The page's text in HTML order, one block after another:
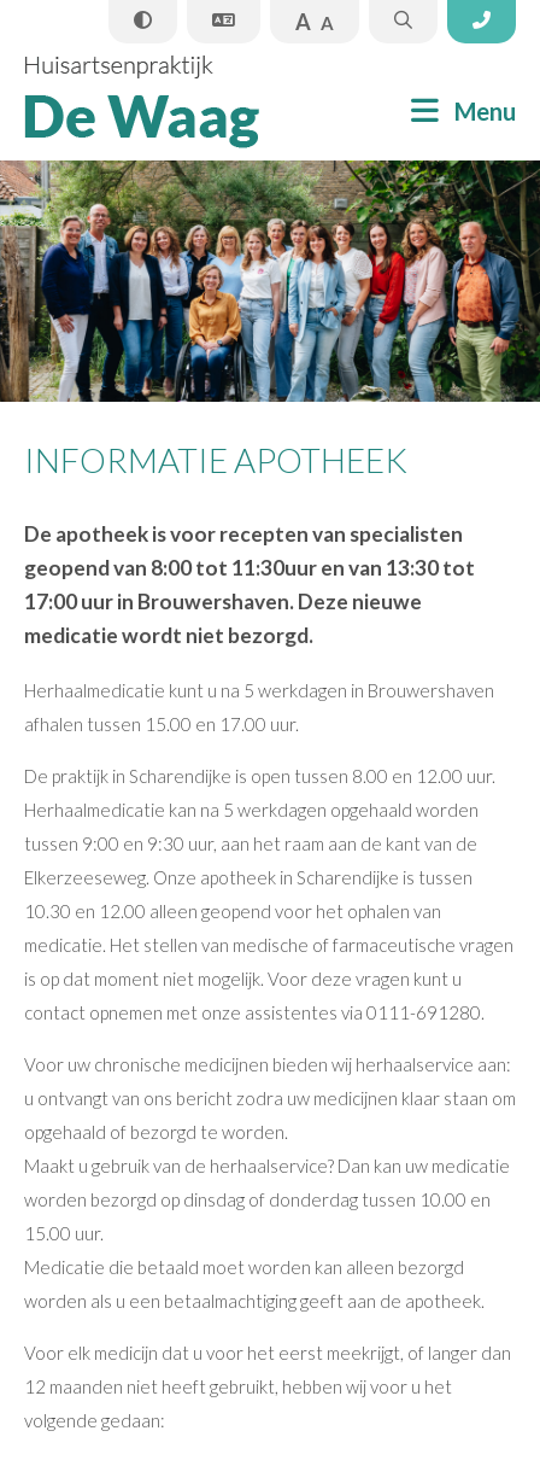
Praktijkinformatie
Apotheek
Informatie
A A
Menu
INFORMATIE APOTHEEK
De apotheek is voor recepten van specialisten
geopend van 8:00 tot 11:30uur en van 13:30 tot
17:00 uur in Brouwershaven. Deze nieuwe
medicatie wordt niet bezorgd.
Herhaalmedicatie kunt u na 5 werkdagen in Brouwershaven
afhalen tussen 15.00 en 17.00 uur.
De praktijk in Scharendijke is open tussen 8.00 en 12.00 uur.
Herhaalmedicatie kan na 5 werkdagen opgehaald worden
tussen 9:00 en 9:30 uur, aan het raam aan de kant van de
Elkerzeeseweg. Onze apotheek in Scharendijke is tussen
10.30 en 12.00 alleen geopend voor het ophalen van
medicatie. Het stellen van medische of farmaceutische vragen
is op dat moment niet mogelijk. Voor deze vragen kunt u
contact opnemen met onze assistentes via 0111-691280.
Voor uw chronische medicijnen bieden wij herhaalservice aan:
u ontvangt van ons bericht zodra uw medicijnen klaar staan om
opgehaald of bezorgd te worden.
Maakt u gebruik van de herhaalservice? Dan kan uw medicatie
worden bezorgd op dinsdag of donderdag tussen 10.00 en
15.00 uur.
Medicatie die betaald moet worden kan alleen bezorgd
worden als u een betaalmachtiging geeft aan de apotheek.
Voor elk medicijn dat u voor het eerst meekrijgt, of langer dan
12 maanden niet heeft gebruikt, hebben wij voor u het
volgende gedaan: